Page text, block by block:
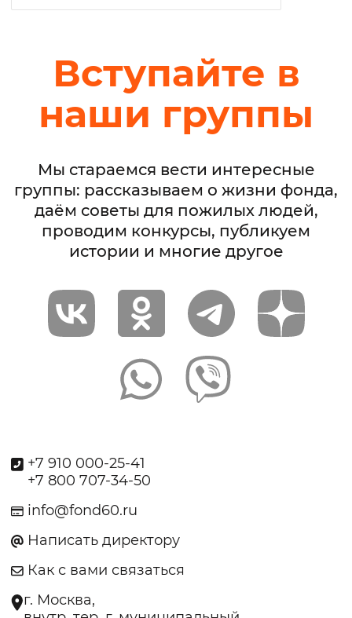
Вступайте в
наши группы
Мы стараемся вести интересные
группы: рассказываем о жизни фонда,
даём советы для пожилых людей,
проводим конкурсы, публикуем
истории и многие другое
+7 910 000-25-41
+7 800 707-34-50
info@fond60.ru
Написать директору
Как с вами связаться
г. Москва,